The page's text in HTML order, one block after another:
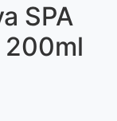
SPA
200ml